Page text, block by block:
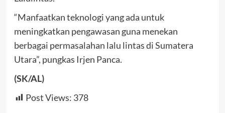
“Manfaatkan teknologi yang ada untuk
meningkatkan pengawasan guna menekan
berbagai permasalahan lalu lintas di Sumatera
Utara”, pungkas Irjen Panca.
(SK/AL)
Post Views: 378